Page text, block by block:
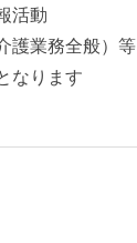
活動
護業務全般）等
なります